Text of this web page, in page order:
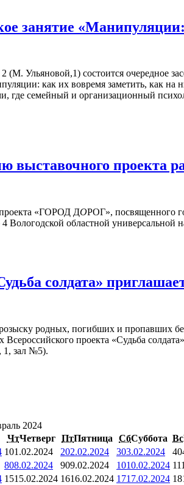
занятие
(М. Ульяновой,1) состоится очередное
как их вовремя заметить, как
где семейный и организационный
выставочного проекта
проекта «ГОРОД ДОРОГ», посвященного
Вологодской областной универсальной
солдата»
родных, погибших и пропавших
Всероссийского проекта «Судьба
1, зал №5).
2024
ЧтЧетверг ПтПятница СбСуббота Вс
101.02.2024 202.02.2024 303.02.2024 4
808.02.2024 909.02.2024 1010.02.2024 11
1515.02.2024 1616.02.2024 1717.02.2024 18